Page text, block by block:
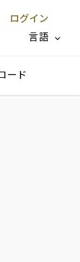
ログイン
言語
閉じる X
ード